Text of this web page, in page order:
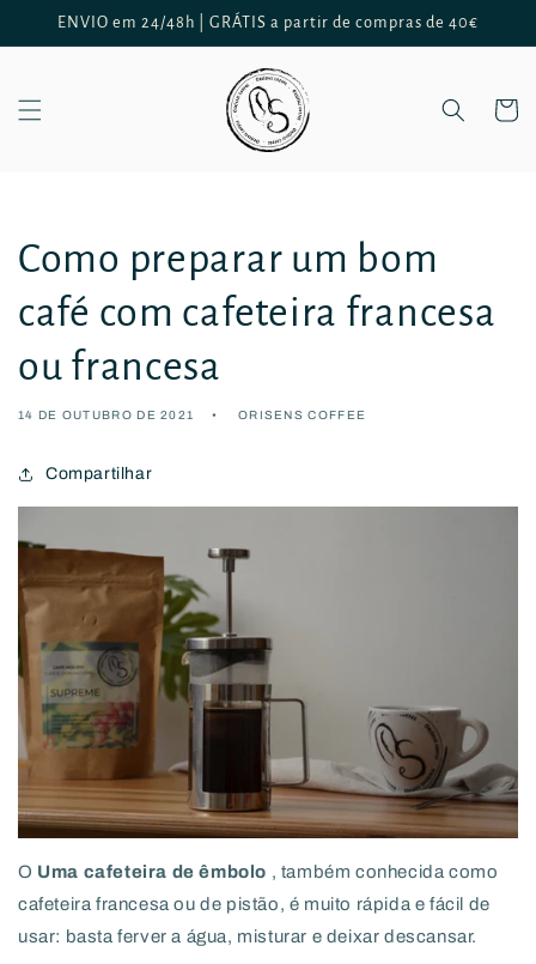
para o
conteúdo
ENVIO em 24/48h | GRÁTIS a partir de compras de 40€
Como preparar um bom
café com cafeteira francesa
ou francesa
14 DE OUTUBRO DE 2021 ORISENS COFFEE
Compartilhar
O Uma cafeteira de êmbolo , também conhecida como
cafeteira francesa ou de pistão, é muito rápida e fácil de
usar: basta ferver a água, misturar e deixar descansar.